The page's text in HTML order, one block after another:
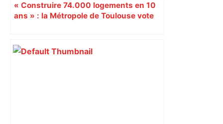
« Construire 74.000 logements en 10
ans » : la Métropole de Toulouse vote